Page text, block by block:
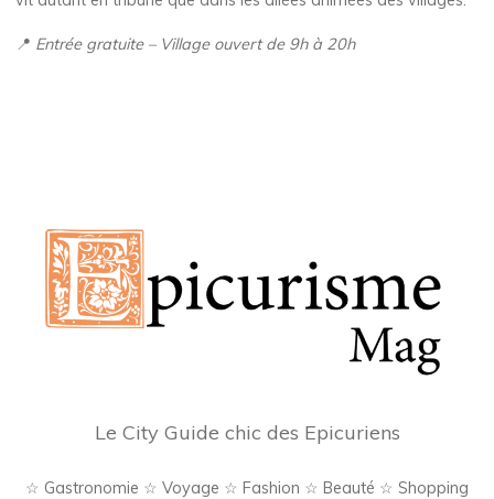
📍 Entrée gratuite – Village ouvert de 9h à 20h
Le City Guide chic des Epicuriens
☆ Gastronomie ☆ Voyage ☆ Fashion ☆ Beauté ☆ Shopping